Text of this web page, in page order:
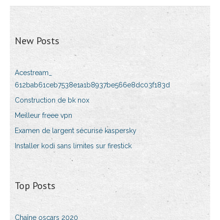
New Posts
Acestream_
612bab61ceb7538e1a1b8937be566e8dc03f183d
Construction de bk nox
Meilleur freee vpn
Examen de largent sécurisé kaspersky
Installer kodi sans limites sur firestick
Top Posts
Chaîne oscars 2020